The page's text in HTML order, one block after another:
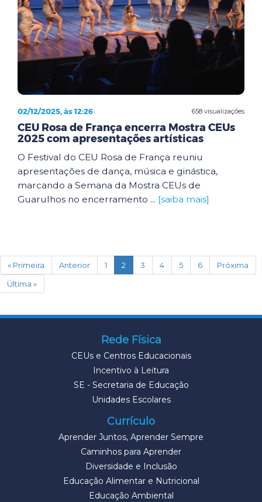
658 visualizações
02/12/2025, às 12:26
CEU Rosa de França encerra Mostra CEUs
2025 com apresentações artísticas
O Festival do CEU Rosa de França reuniu
apresentações de dança, música e ginástica,
marcando a Semana da Mostra CEUs de
Guarulhos no encerramento ... [saiba mais]
« Primeira Anterior 1 2 (current)
3 4 5 6
Próxima
Última »
Rede Física
CEUs e Centros Educacionais
Incentivo à Leitura
SE - Secretaria de Educação
Unidades Escolares
Currículo
Aprender Juntos, Aprender Sempre
Caminhos para Aprender
Diversidade e Inclusão
Educação Alimentar e Nutricional
Educação Ambiental